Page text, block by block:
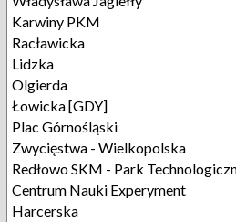
Karwiny PKM
Racławicka
Lidzka
Olgierda
Łowicka [GDY]
Plac Górnośląski
Zwycięstwa - Wielkopolska
Redłowo SKM - Park
Centrum Nauki Experyment
Harcerska